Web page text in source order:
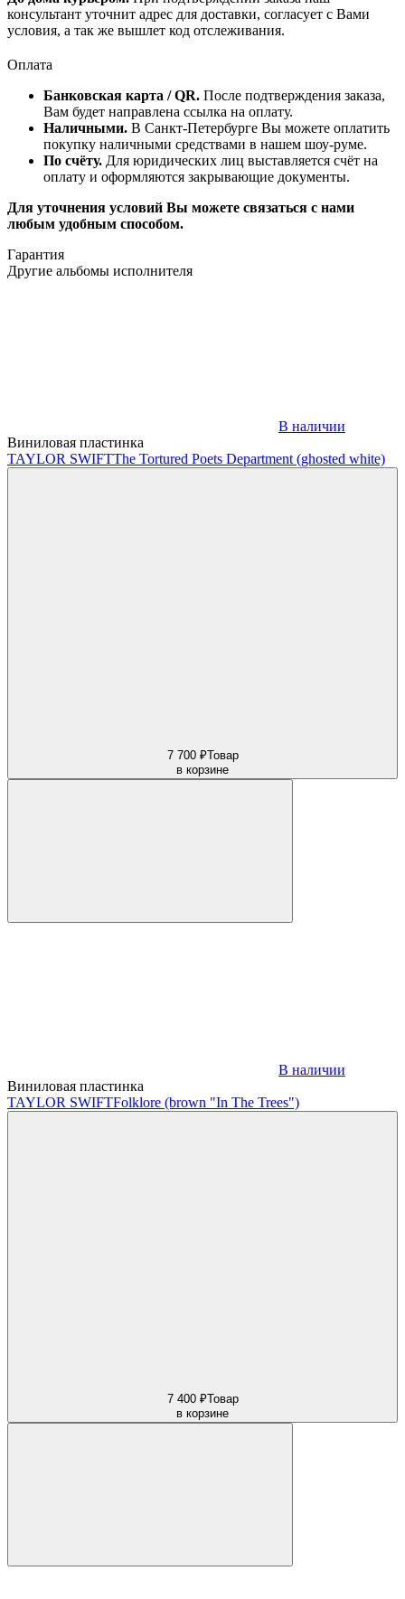
консультант уточнит адрес для доставки, согласует с Вами
условия, а так же вышлет код отслеживания.
Оплата
Банковская карта / QR. После подтверждения заказа,
Вам будет направлена ссылка на оплату.
Наличными. В Санкт-Петербурге Вы можете оплатить
покупку наличными средствами в нашем шоу-руме.
По счёту. Для юридических лиц выставляется счёт на
оплату и оформляются закрывающие документы.
Для уточнения условий Вы можете связаться с нами
любым удобным способом.
Гарантия
Другие альбомы исполнителя
В наличии
Виниловая пластинка
TAYLOR SWIFTThe Tortured Poets Department (ghosted white)
7 700 ₽Товар
в корзине
В наличии
Виниловая пластинка
TAYLOR SWIFTFolklore (brown "In The Trees")
7 400 ₽Товар
в корзине